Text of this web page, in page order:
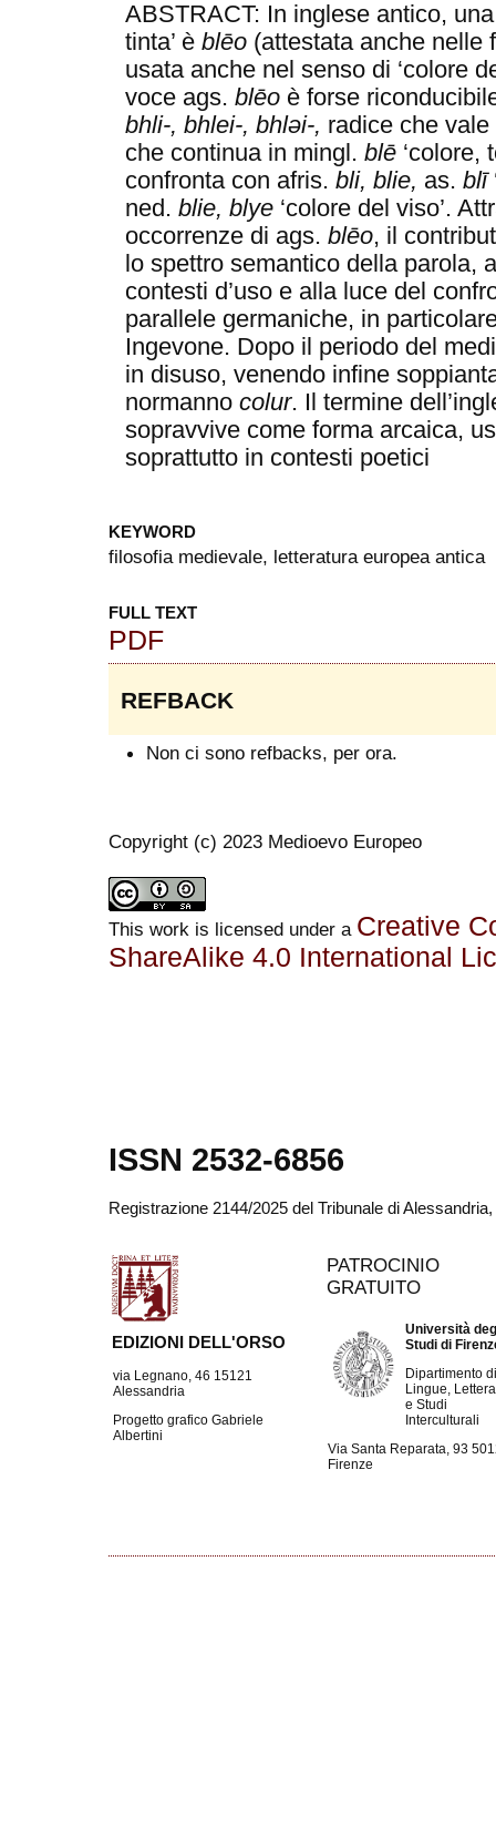
ABSTRACT: In inglese antico,
tinta’ èblēo (attestata anche nelle
usata anche nel senso di ‘colore
voce ags.blēo è forse
bhli-, bhlei-, bhləi-, radice che vale
che continua in mingl.blē ‘colore,
confronta con afris.bli, blie, as. blī
ned.blie, blye ‘colore del viso’.
occorrenze di ags.blēo, il
lo spettro semantico della parola,
contesti d’uso e alla luce del
parallele germaniche, in
Ingevone. Dopo il periodo del
in disuso, venendo infine
normannocolur. Il termine
sopravvive come forma arcaica,
soprattutto in contesti poetici
KEYWORD
filosofia medievale, letteratura europea antica
FULL TEXT
PDF
REFBACK
Non ci sono refbacks, per ora.
Copyright (c) 2023 Medioevo Europeo
This work is licensed under a Creative
ShareAlike 4.0 International
ISSN 2532-6856
Registrazione 2144/2025 del Tribunale di
EDIZIONI DELL'ORSO
via Legnano, 46 15121
Alessandria
Progetto grafico Gabriele
Albertini
PATROCINIO
GRATUITO
Università
Studi di
Dipartimento
Lingue,
e Studi
Interculturali
Via Santa Reparata, 93
Firenze